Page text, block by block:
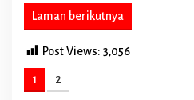
k
a
0
Laman berikutnya
Post Views: 3,056
1 2